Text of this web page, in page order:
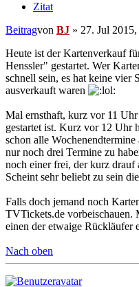
Zitat
Beitragvon BJ » 27. Jul
Heute ist der Kartenverkauf
Henssler" gestartet. Wer
schnell sein, es hat keine vier
ausverkauft waren
Mal ernsthaft, kurz vor 11
gestartet ist. Kurz vor 12 Uhr
schon alle
nur noch drei Termine zu
noch einer frei, der kurz drauf
Scheint sehr beliebt zu sein
Falls doch jemand noch
TVTickets.de vorbeischauen.
einen der etwaige Rückläufer
Nach oben